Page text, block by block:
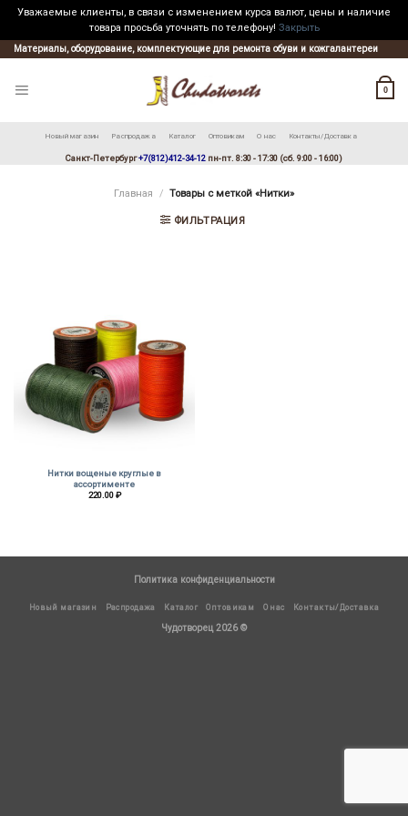
Уважаемые клиенты, в связи с изменением курса валют, цены и наличие
товара просьба уточнять по телефону! Закрыть
Skip
to
Материалы, оборудование, комплектующие для ремонта обуви и кожгалантереи
0
Новый магазин Распродажа Каталог Оптовикам О нас Контакты/Доставка
Санкт-Петербург+7(812)412-34-12 пн-пт. 8:30 - 17:30 (сб. 9:00 - 16:00)
Главная / Товары с меткой «Нитки»
ФИЛЬТРАЦИЯ
Нитки вощеные круглые в
ассортименте
220.00₽
Политика конфиденциальности
Новый магазин Распродажа Каталог Оптовикам О нас Контакты/Доставка
Чудотворец 2026 ©